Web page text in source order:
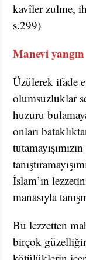
kavîler zulme,
s.299)
Manevi yangın
Üzülerek ifade
olumsuzluklar
huzuru
onları
İslam’ın
manasıyla
Bu lezzetten
birçok